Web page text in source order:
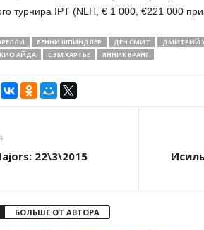
турнира IPT (NLH, € 1 000, €221 000
БЕННИ ШПИНДЛЕР ДЕН СМИТ ДМИТРИЙ
АЙДА СЭМ ХАРТЬЕ ЯННИК ВРАНГ
22\3\2015
БОЛЬШЕ ОТ АВТОРА